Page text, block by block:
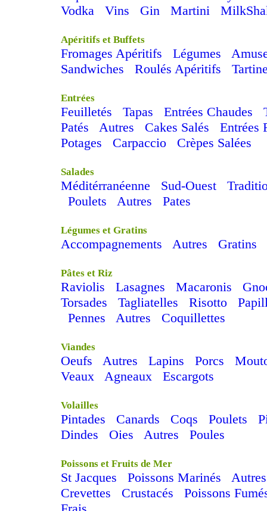
Vodka
Vins Gin Martini
Apéritifs et Buffets
Fromages Apéritifs Légumes
Sandwiches
Roulés Apéritifs
Entrées
Feuilletés Tapas Entrées Chaudes
Patés
Autres Cakes Salés
Entrées
Potages
Carpaccio Crèpes Salées
Salades
Méditérranéenne Sud-Ouest
Poulets
Autres Pates
Légumes et Gratins
Accompagnements Autres Gratins
Pâtes et Riz
Raviolis Lasagnes Macaronis
Torsades
Tagliatelles Risotto
Pennes
Autres Coquillettes
Viandes
Oeufs Autres Lapins Porcs
Veaux
Agneaux Escargots
Volailles
Pintades Canards Coqs Poulets
Dindes
Oies Autres Poules
Poissons et Fruits de Mer
St Jacques Poissons Marinés
Autres
Crevettes
Crustacés
Poissons